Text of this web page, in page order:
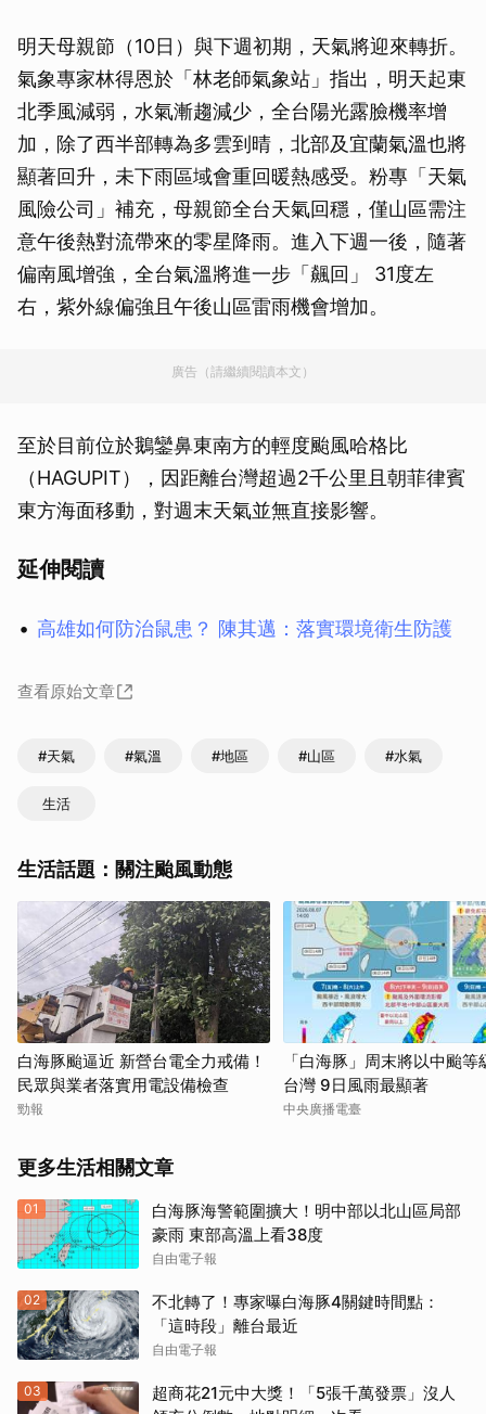
明天母親節（10日）與下週初期，天氣將迎來轉折。
氣象專家林得恩於「林老師氣象站」指出，明天起東
北季風減弱，水氣漸趨減少，全台陽光露臉機率增
加，除了西半部轉為多雲到晴，北部及宜蘭氣溫也將
顯著回升，未下雨區域會重回暖熱感受。粉專「天氣
風險公司」補充，母親節全台天氣回穩，僅山區需注
意午後熱對流帶來的零星降雨。進入下週一後，隨著
偏南風增強，全台氣溫將進一步「飆回」 31度左
右，紫外線偏強且午後山區雷雨機會增加。
廣告（請繼續閱讀本文）
至於目前位於鵝鑾鼻東南方的輕度颱風哈格比
（HAGUPIT），因距離台灣超過2千公里且朝菲律賓
東方海面移動，對週末天氣並無直接影響。
延伸閱讀
高雄如何防治鼠患？ 陳其邁：落實環境衛生防護
查看原始文章
#天氣 #氣溫 #地區 #山區 #水氣
生活
生活話題：關注颱風動態
白海豚颱逼近 新營台電全力戒備！
民眾與業者落實用電設備檢查
勁報
「白海豚」周末將以中颱等
台灣 9日風雨最顯著
中央廣播電臺
更多生活相關文章
01
白海豚海警範圍擴大！明中部以北山區局部
豪雨 東部高溫上看38度
自由電子報
02
不北轉了！專家曝白海豚4關鍵時間點：
「這時段」離台最近
自由電子報
03
超商花21元中大獎！「5張千萬發票」沒人